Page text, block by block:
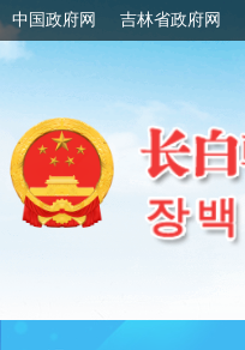
中国政府网 吉林省政府网